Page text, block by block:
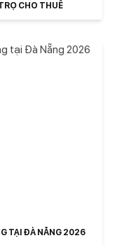
CHO THUÊ
TẠI ĐÀ NẴNG 2026